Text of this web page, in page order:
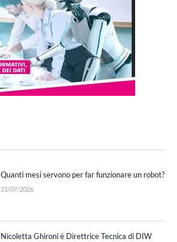
Quanti mesi servono per far funzionare un robot?
31/07/2026
Nicoletta Ghironi è Direttrice Tecnica di DIW